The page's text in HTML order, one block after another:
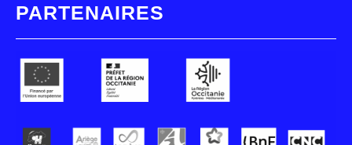
PARTENAIRES